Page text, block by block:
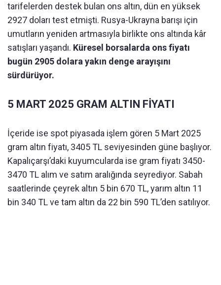
tarifelerden destek bulan ons altın, dün en yüksek
2927 doları test etmişti. Rusya-Ukrayna barışı için
umutların yeniden artmasıyla birlikte ons altında kâr
satışları yaşandı. Küresel borsalarda ons fiyatı
bugün 2905 dolara yakın denge arayışını
sürdürüyor.
5 MART 2025 GRAM ALTIN FİYATI
İçeride ise spot piyasada işlem gören 5 Mart 2025
gram altın fiyatı, 3405 TL seviyesinden güne başlıyor.
Kapalıçarşı’daki kuyumcularda ise gram fiyatı 3450-
3470 TL alım ve satım aralığında seyrediyor. Sabah
saatlerinde çeyrek altın 5 bin 670 TL, yarım altın 11
bin 340 TL ve tam altın da 22 bin 590 TL’den satılıyor.